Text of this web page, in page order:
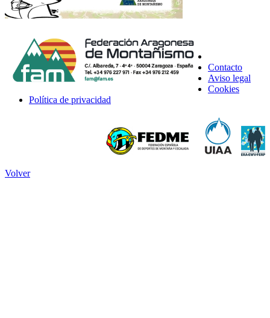
Contacto
Aviso legal
Cookies
Política de privacidad
Volver